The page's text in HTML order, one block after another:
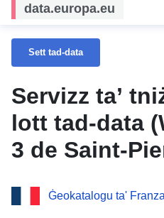
data.europa.eu
Sett tad-data
Servizz ta’
lott tad-data
3 de Saint-
Entremont
27/12/1991
Ġeokatalogu ta' Franza